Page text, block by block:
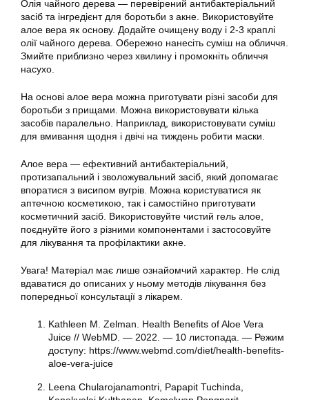
Олія чайного дерева — перевірений антибактеріальний
засіб та інгредієнт для боротьби з акне. Використовуйте
алое вера як основу. Додайте очищену воду і 2-3 краплі
олії чайного дерева. Обережно нанесіть суміш на обличчя.
Змийте приблизно через хвилину і промокніть обличчя
насухо.
На основі алое вера можна приготувати різні засоби для
боротьби з прищами. Можна використовувати кілька
засобів паралельно. Наприклад, використовувати суміш
для вмивання щодня і двічі на тиждень робити маски.
Алое вера — ефективний антибактеріальний,
протизапальний і зволожувальний засіб, який допомагає
впоратися з висипом вугрів. Можна користуватися як
аптечною косметикою, так і самостійно приготувати
косметичний засіб. Використовуйте чистий гель алое,
поєднуйте його з різними компонентами і застосовуйте
для лікування та профілактики акне.
Увага! Матеріал має лише ознайомчий характер. Не слід
вдаватися до описаних у ньому методів лікування без
попередньої консультації з лікарем.
Kathleen M. Zelman. Health Benefits of Aloe Vera
Juice // WebMD. — 2022. — 10 листопада. — Режим
доступу: https://www.webmd.com/diet/health-benefits-
aloe-vera-juice
Leena Chularojanamontri, Papapit Tuchinda,